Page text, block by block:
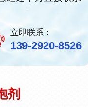
立即联系：
139-2920-8526
剂